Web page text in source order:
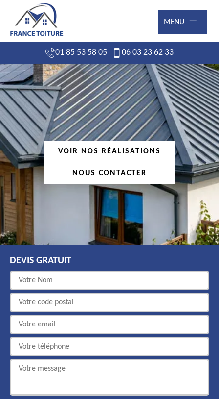
MENU
01 85 53 58 05 06 03 23 62 33
VOIR NOS RÉALISATIONS
NOUS CONTACTER
DEVIS GRATUIT